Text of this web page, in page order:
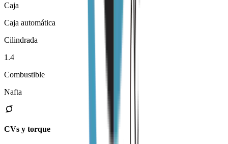
Caja
Caja automática
Cilindrada
1.4
Combustible
Nafta
CVs y torque